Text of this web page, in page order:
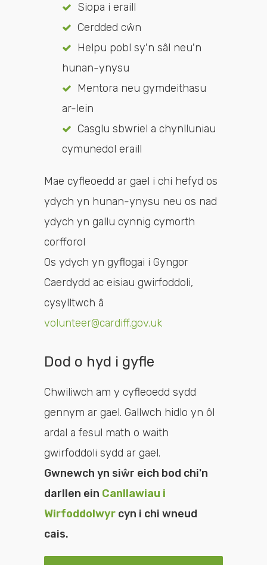
Siopa i eraill
Cerdded cŵn
Helpu pobl sy'n sâl neu'n
hunan-ynysu
Mentora neu gymdeithasu
ar-lein
Casglu sbwriel a chynlluniau
cymunedol eraill
Mae cyfleoedd ar gael i chi hefyd os
ydych yn hunan-ynysu neu os nad
ydych yn gallu cynnig cymorth
corfforol
Os ydych yn gyflogai i Gyngor
Caerdydd ac eisiau gwirfoddoli,
cysylltwch â
volunteer@cardiff.gov.uk
Dod o hyd i gyfle
Chwiliwch am y cyfleoedd sydd
gennym ar gael. Gallwch hidlo yn ôl
ardal a fesul math o waith
gwirfoddoli sydd ar gael.
Gwnewch yn siŵr eich bod chi'n
darllen ein Canllawiau i
Wirfoddolwyr cyn i chi wneud
cais.